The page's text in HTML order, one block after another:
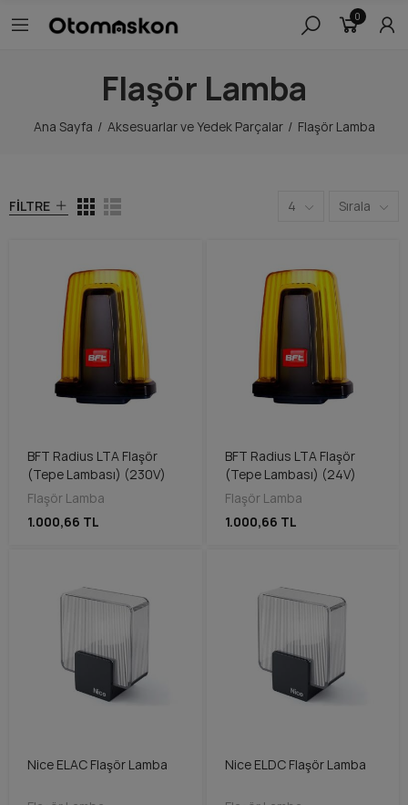
0
Flaşör Lamba
Ana Sayfa Aksesuarlar ve Yedek Parçalar Flaşör Lamba
FILTRE 4 Sırala
BFT Radius LTA Flaşör
(Tepe Lambası) (230V)
Flaşör Lamba
1.000,66 TL
BFT Radius LTA Flaşör
(Tepe Lambası) (24V)
Flaşör Lamba
1.000,66 TL
Nice ELAC Flaşör Lamba Nice ELDC Flaşör Lamba